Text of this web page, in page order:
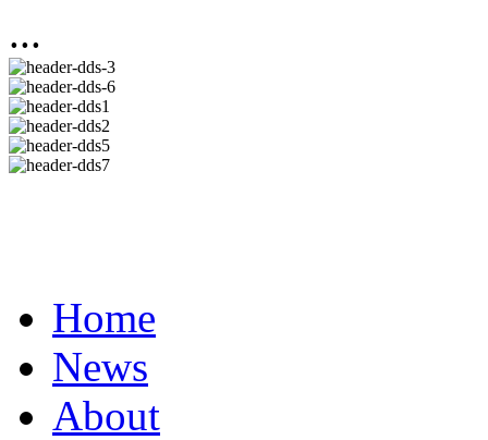
...
Home
News
About